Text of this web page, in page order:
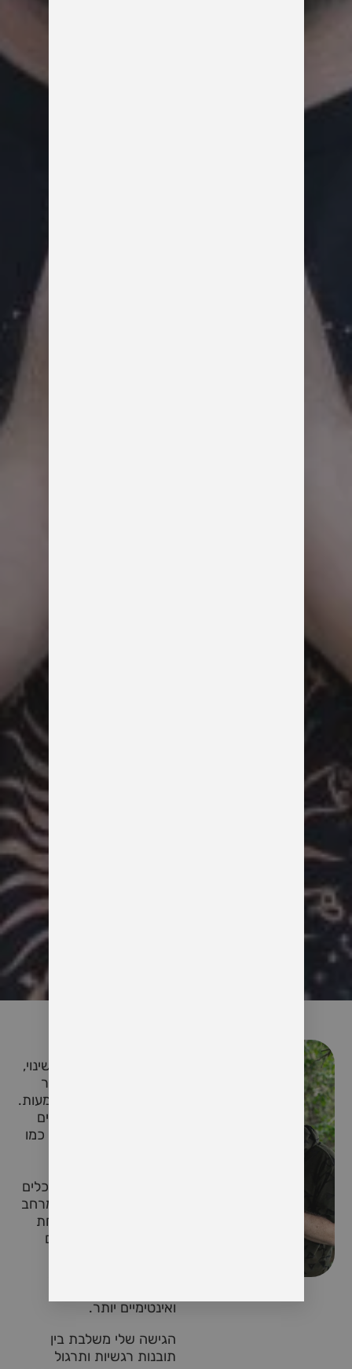
בתהליכים עמוקים של שינוי,
התפתחות וצמיחה לעבר
חיים מלאי תשוקה ומשמעות.
בעבודתי, אני משלב כלים
מגוונים מתחומים שונים כמו
מקרבת וחיבור מודע. הכלים
הללו מאפשרים ליצור מרחב
טיפולי שבו כל אחד ואחת
יכולים לחקור את עצמם
ואינטימיים יותר.
הגישה שלי משלבת בין
תובנות רגשיות ותרגול